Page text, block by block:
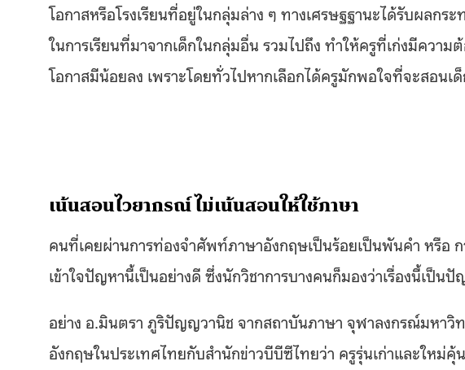
โอกาสหรือโรงเรียนที่อยู่ในกลุ่มล่าง ๆ ทางเศรษฐฐานะได้รับผลก
ในการเรียนที่มาจากเด็กในกลุ่มอื่น รวมไปถึง ทำให้ครูที่เก่งมีความ
โอกาสมีน้อยลง เพราะโดยทั่วไปหากเลือกได้ครูมักพอใจที่จะสอน
เน้นสอนไวยากรณ์ ไม่เน้นสอนให้ใช้ภาษา
คนที่เคยผ่านการท่องจำศัพท์ภาษาอังกฤษเป็นร้อยเป็นพันคำ หรือ ก
เข้าใจปัญหานี้เป็นอย่างดี ซึ่งนักวิชาการบางคนก็มองว่าเรื่องนี้เป็น
อย่าง อ.มินตรา ภูริปัญญวานิช จากสถาบันภาษา จุฬาลงกรณ์มหาวิ
อังกฤษในประเทศไทยกับสำนักข่าวบีบีซีไทยว่า ครูรุ่นเก่าและใหม่